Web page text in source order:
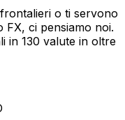
o ti servono
FX, ci pensiamo noi.
in 130 valute in oltre